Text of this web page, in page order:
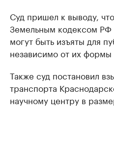
Суд пришел к выводу,
Земельным кодексом РФ
могут быть изъяты для
независимо от их формы
Также суд постановил
транспорта
научному центру в